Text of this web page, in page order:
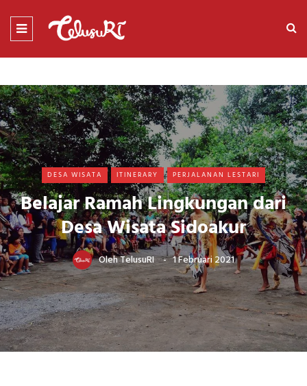
DESA WISATA ITINERARY PERJALANAN LESTARI
Belajar Ramah Lingkungan dari
Desa Wisata Sidoakur
OlehTelusuRI 1 Februari 2021